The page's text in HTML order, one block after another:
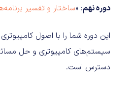
دوره نهم: «ساختار و تفسیر
این دوره شما را با اصول
سیستم‌های کامپیوتری و حل
دسترس است.